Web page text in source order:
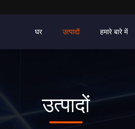
घर उत्पादों हमारे बारे में
उत्पादों